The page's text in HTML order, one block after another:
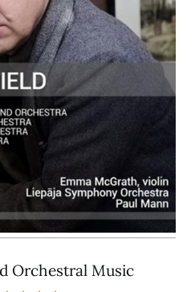
Orchestral Music